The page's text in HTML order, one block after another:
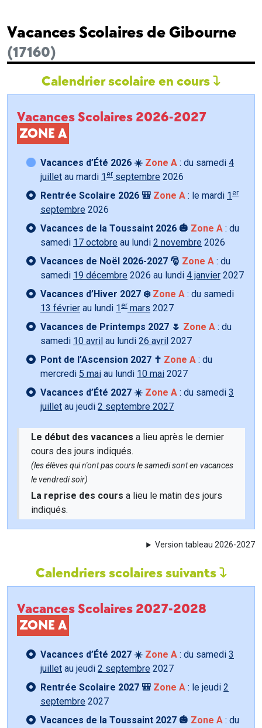
Vacances Scolaires de Gibourne
(17160)
Calendrier scolaire en cours
Vacances Scolaires 2026-2027
ZONE A
Vacances d’Été 2026 ☀️ Zone A : du samedi 4
juillet au mardi 1 er septembre 2026
Rentrée Scolaire 2026 🎒 Zone A : le mardi 1 er
septembre 2026
Vacances de la Toussaint 2026 🎃 Zone A : du
samedi 17 octobre au lundi 2 novembre 2026
Vacances de Noël 2026-2027 🎅 Zone A : du
samedi 19 décembre 2026 au lundi 4 janvier 2027
Vacances d’Hiver 2027 ❄️ Zone A : du samedi
13 février au lundi 1 er mars 2027
Vacances de Printemps 2027 🌷 Zone A : du
samedi 10 avril au lundi 26 avril 2027
Pont de l’Ascension 2027 ✝️ Zone A : du
mercredi 5 mai au lundi 10 mai 2027
Vacances d’Été 2027 ☀️ Zone A : du samedi 3
juillet au jeudi 2 septembre 2027
Le début des vacances a lieu après le dernier
cours des jours indiqués.
(les élèves qui n'ont pas cours le samedi sont en vacances
le vendredi soir)
La reprise des cours a lieu le matin des jours
indiqués.
Version tableau 2026-2027
Calendriers scolaires suivants
Vacances Scolaires 2027-2028
ZONE A
Vacances d’Été 2027 ☀️ Zone A : du samedi 3
juillet au jeudi 2 septembre 2027
Rentrée Scolaire 2027 🎒 Zone A : le jeudi 2
septembre 2027
Vacances de la Toussaint 2027 🎃 Zone A : du